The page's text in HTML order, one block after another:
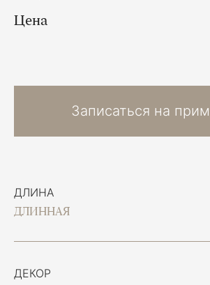
ДЛИНА
ДЛИННАЯ
ДЕКОР
Цена
Записаться на